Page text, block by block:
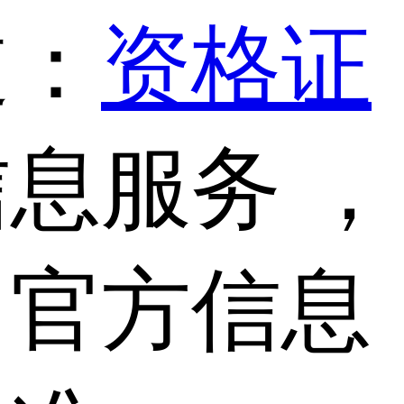
资格证
服务 ，
方信息